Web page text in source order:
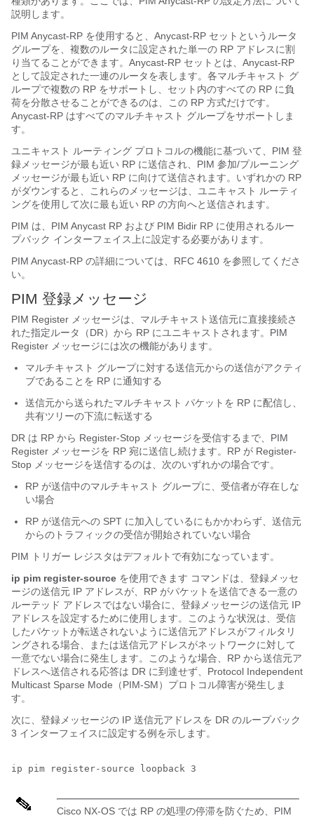
説明します。
PIM Anycast-RP を使用すると、Anycast-RP セットというルータ
グループを、複数のルータに設定された単一の RP アドレスに割
り当てることができます。Anycast-RP セットとは、Anycast-RP
として設定された一連のルータを表します。各マルチキャスト グ
ループで複数の RP をサポートし、セット内のすべての RP に負
荷を分散させることができるのは、この RP 方式だけです。
Anycast-RP はすべてのマルチキャスト グループをサポートしま
す。
ユニキャスト ルーティング プロトコルの機能に基づいて、PIM 登
録メッセージが最も近い RP に送信され、PIM 参加/プルーニング
メッセージが最も近い RP に向けて送信されます。いずれかの RP
がダウンすると、これらのメッセージは、ユニキャスト ルーティ
ングを使用して次に最も近い RP の方向へと送信されます。
PIM は、PIM Anycast RP および PIM Bidir RP に使用されるルー
プバック インターフェイス上に設定する必要があります。
PIM Anycast-RP の詳細については、RFC 4610 を参照してくださ
い。
PIM 登録メッセージ
PIM Register メッセージは、マルチキャスト送信元に直接接続さ
れた指定ルータ（DR）から RP にユニキャストされます。PIM
Register メッセージには次の機能があります。
マルチキャスト グループに対する送信元からの送信がアクティ
ブであることを RP に通知する
送信元から送られたマルチキャスト パケットを RP に配信し、
共有ツリーの下流に転送する
DR は RP から Register-Stop メッセージを受信するまで、PIM
Register メッセージを RP 宛に送信し続けます。RP が Register-
Stop メッセージを送信するのは、次のいずれかの場合です。
RP が送信中のマルチキャスト グループに、受信者が存在しな
い場合
RP が送信元への SPT に加入しているにもかかわらず、送信元
からのトラフィックの受信が開始されていない場合
PIM トリガー レジスタはデフォルトで有効になっています。
ip pim register-source を使用できます コマンドは、登録メッセ
ージの送信元 IP アドレスが、RP がパケットを送信できる一意の
ルーテッド アドレスではない場合に、登録メッセージの送信元 IP
アドレスを設定するために使用します。このような状況は、受信
したパケットが転送されないように送信元アドレスがフィルタリ
ングされる場合、または送信元アドレスがネットワークに対して
一意でない場合に発生します。このような場合、RP から送信元ア
ドレスへ送信される応答は DR に到達せず、Protocol Independent
Multicast Sparse Mode（PIM-SM）プロトコル障害が発生しま
す。
次に、登録メッセージの IP 送信元アドレスを DR のループバック
3 インターフェイスに設定する例を示します。
Cisco NX-OS では RP の処理の停滞を防ぐため、PIM